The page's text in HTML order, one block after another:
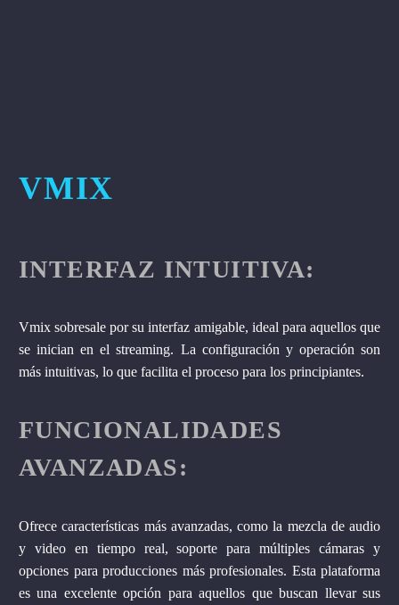
VMIX
INTERFAZ INTUITIVA:
Vmix sobresale por su interfaz amigable, ideal para aquellos que
se inician en el streaming. La configuración y operación son
más intuitivas, lo que facilita el proceso para los principiantes.
FUNCIONALIDADES
AVANZADAS:
Ofrece características más avanzadas, como la mezcla de audio
y video en tiempo real, soporte para múltiples cámaras y
opciones para producciones más profesionales. Esta plataforma
es una excelente opción para aquellos que buscan llevar sus